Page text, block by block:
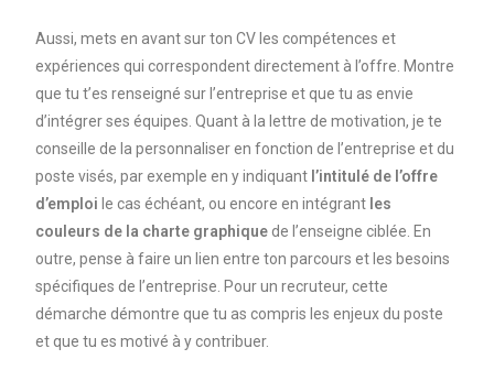
Aussi, mets en avant sur ton CV les compétences et
expériences qui correspondent directement à l’offre. Montre
que tu t’es renseigné sur l’entreprise et que tu as envie
d’intégrer ses équipes. Quant à la lettre de motivation, je te
conseille de la personnaliser en fonction de l’entreprise et du
poste visés, par exemple en y indiquant l’intitulé de l’offre
d’emploi le cas échéant, ou encore en intégrant les
couleurs de la charte graphique de l’enseigne ciblée. En
outre, pense à faire un lien entre ton parcours et les besoins
spécifiques de l’entreprise. Pour un recruteur, cette
démarche démontre que tu as compris les enjeux du poste
et que tu es motivé à y contribuer.